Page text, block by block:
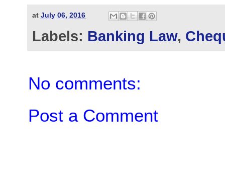
at July 06, 2016
Labels: Banking Law,
No comments:
Post a Comment